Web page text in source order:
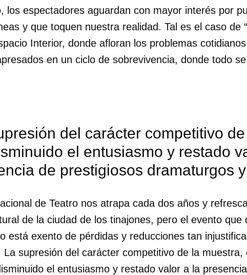
Guardar como favorito
INICIAR SESIÓN
los espectadores aguardan con mayor interés por
y que toquen nuestra realidad. Tal es el caso de
Interior, donde afloran los problemas
en un ciclo de sobrevivencia, donde todo
del carácter competitivo
el entusiasmo y restado
de prestigiosos dramaturgos
de Teatro nos atrapa cada dos años y
de la ciudad de los tinajones, pero el evento que
está exento de pérdidas y reducciones tan
La supresión del carácter competitivo de la muestra,
el entusiasmo y restado valor a la